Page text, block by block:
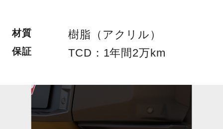
材質 樹脂（アクリル）
保証 TCD：1年間2万km